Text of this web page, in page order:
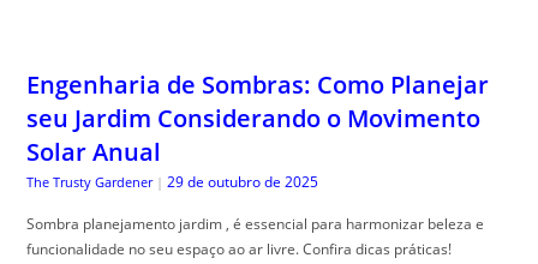
Engenharia de Sombras: Como Planejar
seu Jardim Considerando o Movimento
Solar Anual
The Trusty Gardener | 29 de outubro de 2025
Sombra planejamento jardim , é essencial para harmonizar beleza e
funcionalidade no seu espaço ao ar livre. Confira dicas práticas!